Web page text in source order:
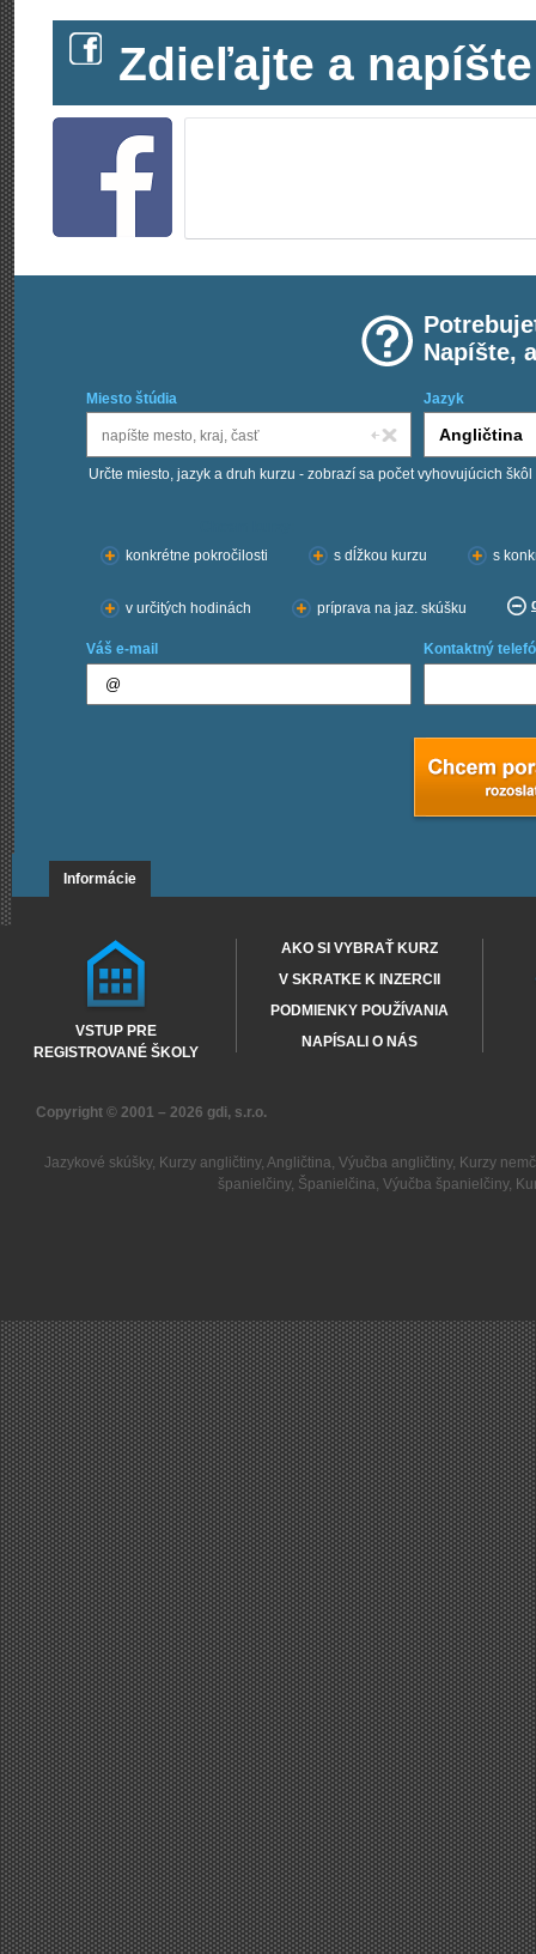
Zdieľajte a
Napíšte,
Miesto štúdia Jazyk
Určte miesto, jazyk a druh kurzu - zobrazí sa počet vyhovujúcich škôl
konkrétne pokročilosti
s dĺžkou kurzu s
v určitých hodinách príprava na jaz. skúšku
Váš e-mail Kontaktný
Informácie
VSTUP PRE
REGISTROVANÉ ŠKOLY
AKO SI VYBRAŤ KURZ
V SKRATKE K INZERCII
PODMIENKY POUŽÍVANIA
NAPÍSALI O NÁS
Copyright © 2001 – 2026 gdi, s.r.o.
Jazykové skúšky, Kurzy angličtiny, Angličtina, Výučba angličtiny, Kurzy
španielčiny, Španielčina, Výučba španielčiny,